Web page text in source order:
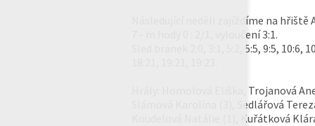
Následující neděli zajíždíme na
7 - m hody 0 : 2/1, vyloučení 3:1.
Sled branek 2:0, 3:1, 5:2, 5:5, 9:5, 10:6,
Hrály: Homolová Eliška, Trojanová
Slámová Karolína (3), Sedlářová
Koudelová Natálie (1), Kuřátková